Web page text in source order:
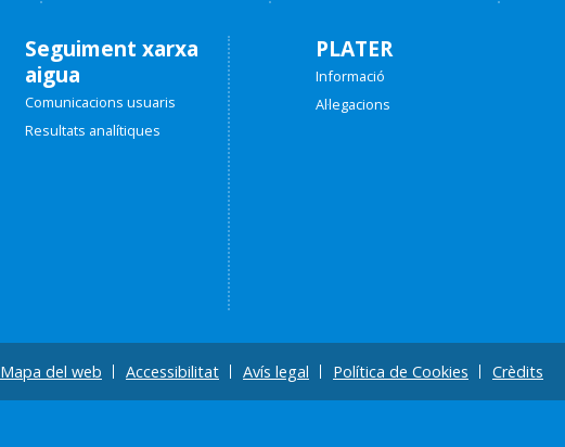
Seguiment xarxa
aigua
Comunicacions usuaris
Resultats analítiques
PLATER
Informació
Al·legacions
Mapa del web Accessibilitat Avís legal Política de Cookies Crèdits